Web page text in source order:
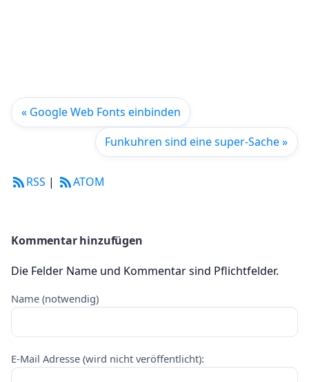
Funkuhren sind eine super-Sache »
« Google Web Fonts einbinden
RSS | ATOM
Kommentar hinzufügen
Die Felder Name und Kommentar sind Pflichtfelder.
Name (notwendig)
E-Mail Adresse (wird nicht veröffentlicht):